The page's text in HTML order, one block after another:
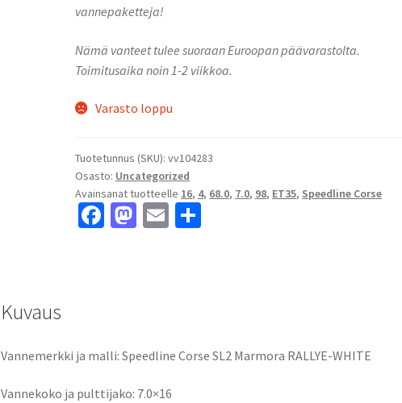
vannepaketteja!
Nämä vanteet tulee suoraan Euroopan päävarastolta.
Toimitusaika noin 1-2 viikkoa.
Varasto loppu
Tuotetunnus (SKU):vv104283
Osasto: Uncategorized
Avainsanat tuotteelle 16, 4, 68.0, 7.0, 98, ET35, Speedline Corse
Fa
k
M E
Kuvaus
Vannemerkki ja malli: Speedline Corse SL2 Marmora RALLYE-WHITE
Vannekoko ja pulttijako: 7.0×16